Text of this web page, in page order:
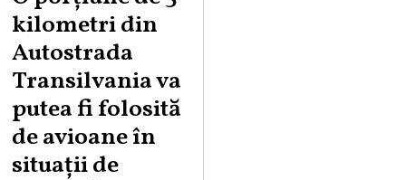
kilometri din
Autostrada
Transilvania va
putea fi folosită
de avioane în
situații de